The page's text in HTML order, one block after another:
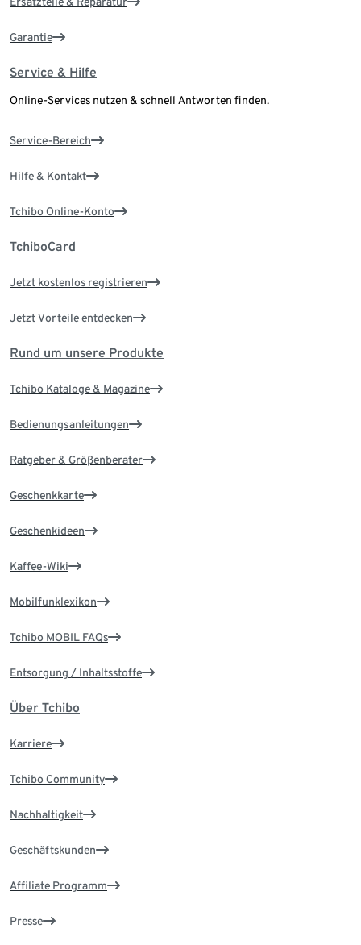
Garantie
Service & Hilfe
Online-Services nutzen & schnell Antworten finden.
Service-Bereich
Hilfe & Kontakt
Tchibo Online-Konto
TchiboCard
Jetzt kostenlos registrieren
Jetzt Vorteile entdecken
Rund um unsere Produkte
Tchibo Kataloge & Magazine
Bedienungsanleitungen
Ratgeber & Größenberater
Geschenkkarte
Geschenkideen
Kaffee-Wiki
Mobilfunklexikon
Tchibo MOBIL FAQs
Entsorgung / Inhaltsstoffe
Über Tchibo
Karriere
Tchibo Community
Nachhaltigkeit
Geschäftskunden
Affiliate Programm
Presse